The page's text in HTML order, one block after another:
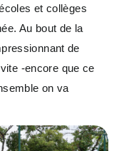
et collèges
Au bout de la
de
-encore que ce
on va